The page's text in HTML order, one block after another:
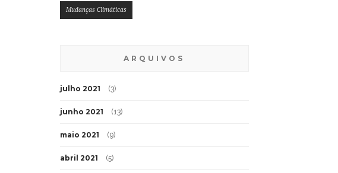
Mudanças Climáticas
ARQUIVOS
julho 2021 (3)
junho 2021 (13)
maio 2021 (9)
abril 2021 (5)